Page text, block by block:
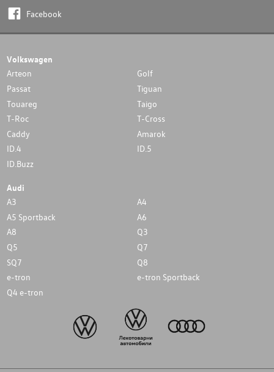
Facebook
Volkswagen
Arteon
Golf
Passat
Tiguan
Touareg
Taigo
T-Roc
T-Cross
Caddy
Amarok
ID.4
ID.5
ID.Buzz
Audi
A3
A4
A5 Sportback
A6
A8
Q3
Q5
Q7
SQ7
Q8
e-tron
e-tron Sportback
Q4 e-tron